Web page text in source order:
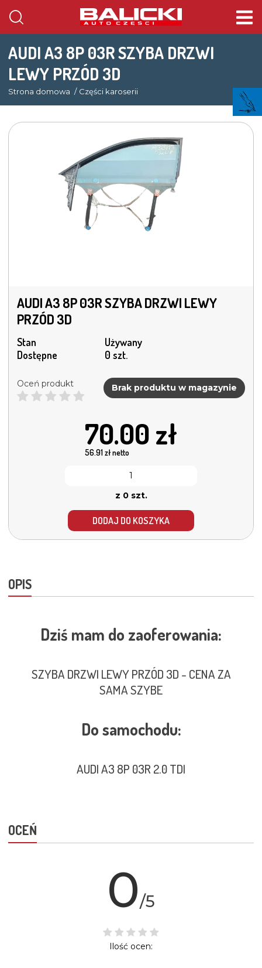
AUDI A3 8P 03R SZYBA DRZWI
LEWY PRZÓD 3D
Strona domowa Części karoserii
AUDI A3 8P 03R SZYBA DRZWI LEWY
PRZÓD 3D
Stan
Używany
Dostępne
0 szt.
Oceń produkt Brak produktu w magazynie
70.00 zł
56.91zł netto
z 0 szt.
DODAJ DO KOSZYKA
OPIS
Dziś mam do zaoferowania:
SZYBA DRZWI LEWY PRZÓD 3D - CENA ZA
SAMA SZYBE
Do samochodu:
AUDI A3 8P 03R 2.0 TDI
OCEŃ
0/5
Ilość ocen: